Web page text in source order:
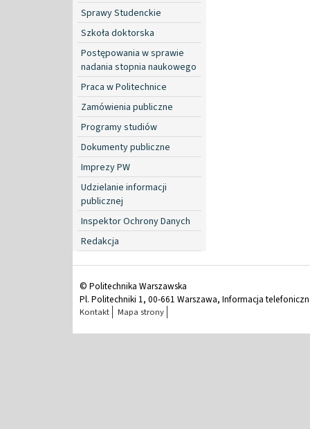
Sprawy Studenckie
Szkoła doktorska
Postępowania w sprawie
nadania stopnia naukowego
Praca w Politechnice
Zamówienia publiczne
Programy studiów
Dokumenty publiczne
Imprezy PW
Udzielanie informacji
publicznej
Inspektor Ochrony Danych
Redakcja
© Politechnika Warszawska
Pl. Politechniki 1, 00-661 Warszawa, Informacja
Kontakt Mapa strony